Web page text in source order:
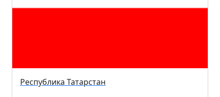
Республика Татарстан